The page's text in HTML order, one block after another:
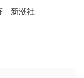
新潮社